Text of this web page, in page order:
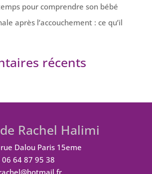
pour comprendre son bébé
après l’accouchement : ce qu’il
récents
Rachel Halimi
Dalou Paris 15eme
06 64 87 95 38